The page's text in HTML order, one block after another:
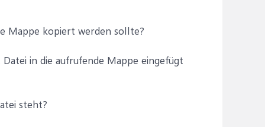
Mappe kopiert werden sollte?
in die aufrufende Mappe eingefügt
steht?